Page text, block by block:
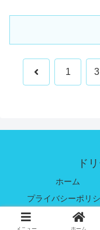
前 1
ド
ホーム
プライバシーポリ
©
メニュー ホーム